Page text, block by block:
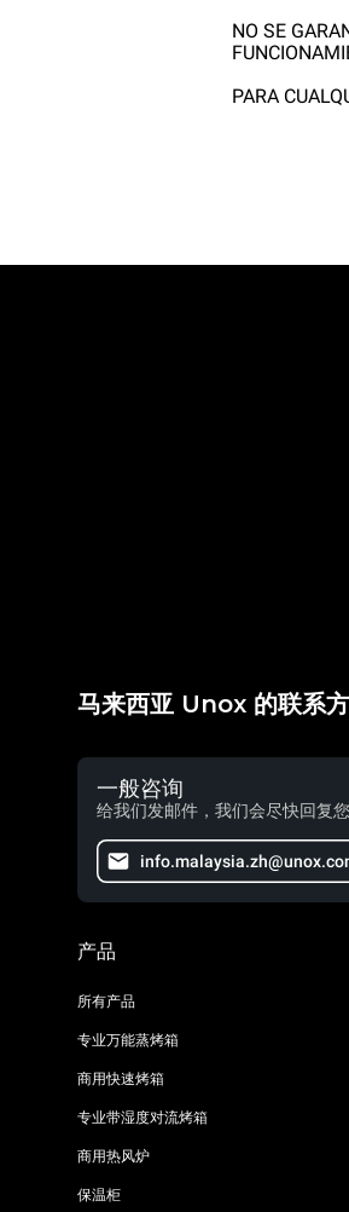
NO SE
PARA
马来西亚 Unox 的联系
一般咨询
给我们发邮件，我们会尽快回复您
产品
所有产品
专业万能蒸烤箱
商用快速烤箱
专业带湿度对流烤箱
商用热风炉
保温柜